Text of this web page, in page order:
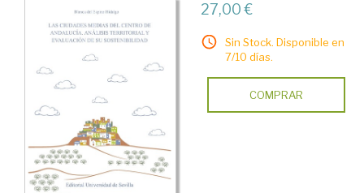
27,00 €
Sin Stock. Disponible en
7/10 días.
COMPRAR